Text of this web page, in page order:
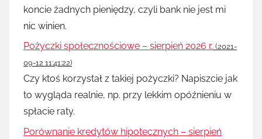
koncie żadnych pieniędzy, czyli bank nie jest mi
nic winien.
Pożyczki społecznościowe – sierpień 2026 r. (2021-
09-12 11:41:22)
Czy ktoś korzystał z takiej pożyczki? Napiszcie jak
to wygląda realnie, np. przy lekkim opóźnieniu w
spłacie raty.
Porównanie kredytów hipotecznych – sierpień